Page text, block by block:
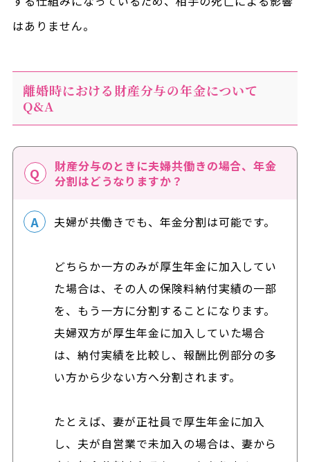
はありません。
離婚時における財産分与の年金について
Q&A
財産分与のときに夫婦共働きの場合、年金
分割はどうなりますか？
夫婦が共働きでも、年金分割は可能です。
どちらか一方のみが厚生年金に加入してい
た場合は、その人の保険料納付実績の一部
を、もう一方に分割することになります。
夫婦双方が厚生年金に加入していた場合
は、納付実績を比較し、報酬比例部分の多
い方から少ない方へ分割されます。
たとえば、妻が正社員で厚生年金に加入
し、夫が自営業で未加入の場合は、妻から